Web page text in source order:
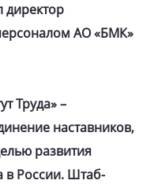
директор
АО «БМК»
Труда» –
наставников,
развития
в России. Штаб-